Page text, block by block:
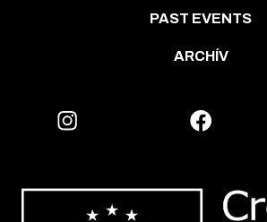
PAST EVENTS
ARCHÍV